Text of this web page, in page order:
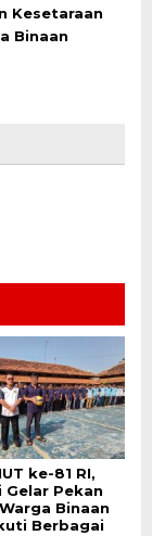
Kesetaraan
Binaan
ke-81 RI,
Gelar Pekan
Binaan
Berbagai